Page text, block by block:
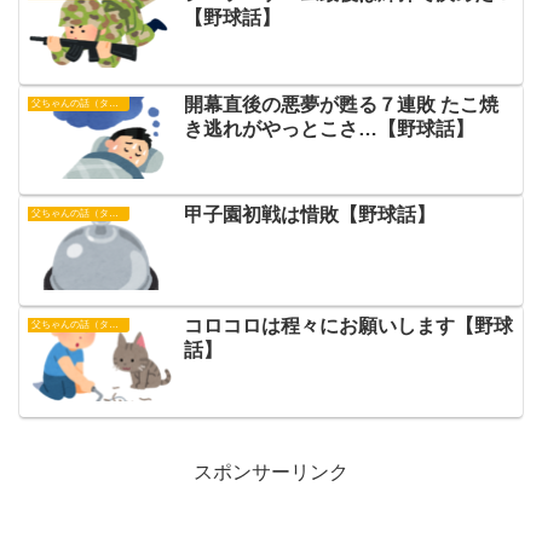
【野球話】
開幕直後の悪夢が甦る７連敗 たこ焼
き逃れがやっとこさ…【野球話】
父ちゃんの話（タイガース） 甲子園初戦は惜敗【野球話】
父ちゃんの話（タイガース）
コロコロは程々にお願いします【野球
話】
スポンサーリンク